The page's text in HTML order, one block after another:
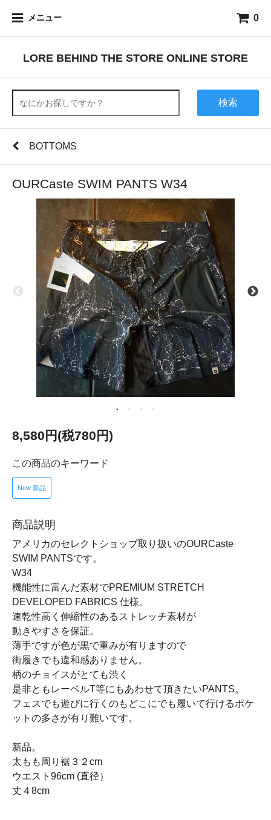
メニュー 0
LORE BEHIND THE STORE ONLINE STORE
検索
BOTTOMS
OURCaste SWIM PANTS W34
8,580円(税780円)
この商品のキーワード
New 新品
商品説明
アメリカのセレクトショップ取り扱いのOURCaste
SWIM PANTSです。
W34
機能性に富んだ素材でPREMIUM STRETCH
DEVELOPED FABRICS 仕様。
速乾性高く伸縮性のあるストレッチ素材が
動きやすさを保証。
薄手ですが色が黒で重みが有りますので
街履きでも違和感ありません。
柄のチョイスがとても渋く
是非ともレーベルT等にもあわせて頂きたいPANTS。
フェスでも遊びに行くのもどこにでも履いて行けるポケ
ットの多さが有り難いです。
新品。
太もも周り裾３２cm
ウエスト96cm (直径）
丈４8cm